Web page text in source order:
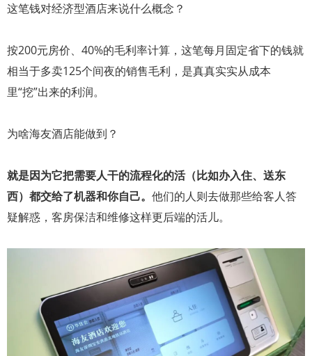
这笔钱对经济型酒店来说什么概念？
按200元房价、40%的毛利率计算，这笔每月固定省下的钱就
相当于多卖125个间夜的销售毛利，是真真实实从成本
里“挖”出来的利润。
为啥海友酒店能做到？
就是因为它把需要人干的流程化的活（比如办入住、送东
西）都交给了机器和你自己。 他们的人则去做那些给客人答
疑解惑，客房保洁和维修这样更后端的活儿。